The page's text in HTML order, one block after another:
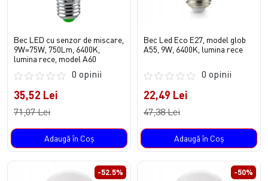
Bec LED cu senzor de miscare,
9W=75W, 750Lm, 6400K,
lumina rece, model A60
0 opinii
35,52 Lei
71,07 Lei
Adaugă în Coş
Bec Led Eco E27, model glob
A55, 9W, 6400K, lumina rece
0 opinii
22,49 Lei
47,38 Lei
Adaugă în Coş
-52.5% -50%